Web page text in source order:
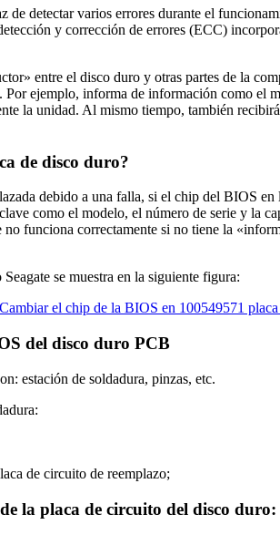
de detectar varios errores durante el
y corrección de errores (ECC)
entre el disco duro y otras partes de la
ejemplo, informa de información como el
la unidad. Al mismo tiempo, también
de disco duro?
debido a una falla, si el chip del BIOS
como el modelo, el número de serie y la
funciona correctamente si no tiene la
se muestra en la siguiente figura:
del disco duro PCB
estación de soldadura, pinzas, etc.
de circuito de reemplazo;
la placa de circuito del disco duro: